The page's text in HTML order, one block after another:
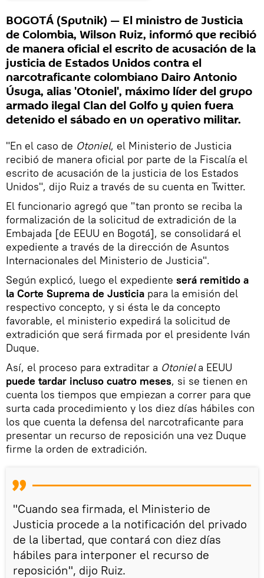
BOGOTÁ (Sputnik) — El ministro de Justicia
de Colombia, Wilson Ruiz, informó que recibió
de manera oficial el escrito de acusación de la
justicia de Estados Unidos contra el
narcotraficante colombiano Dairo Antonio
Úsuga, alias 'Otoniel', máximo líder del grupo
armado ilegal Clan del Golfo y quien fuera
detenido el sábado en un operativo militar.
"En el caso de Otoniel, el Ministerio de Justicia
recibió de manera oficial por parte de la Fiscalía el
escrito de acusación de la justicia de los Estados
Unidos", dijo Ruiz a través de su cuenta en Twitter.
El funcionario agregó que "tan pronto se reciba la
formalización de la solicitud de extradición de la
Embajada [de EEUU en Bogotá], se consolidará el
expediente a través de la dirección de Asuntos
Internacionales del Ministerio de Justicia".
Según explicó, luego el expediente será remitido a
la Corte Suprema de Justicia para la emisión del
respectivo concepto, y si ésta le da concepto
favorable, el ministerio expedirá la solicitud de
extradición que será firmada por el presidente Iván
Duque.
Así, el proceso para extraditar a Otoniela EEUU
puede tardar incluso cuatro meses, si se tienen en
cuenta los tiempos que empiezan a correr para que
surta cada procedimiento y los diez días hábiles con
los que cuenta la defensa del narcotraficante para
presentar un recurso de reposición una vez Duque
firme la orden de extradición.
"Cuando sea firmada, el Ministerio de
Justicia procede a la notificación del privado
de la libertad, que contará con diez días
hábiles para interponer el recurso de
reposición", dijo Ruiz.